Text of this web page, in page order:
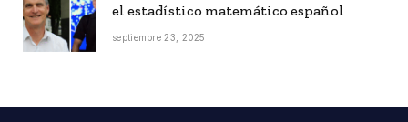
el estadístico matemático español
septiembre 23, 2025